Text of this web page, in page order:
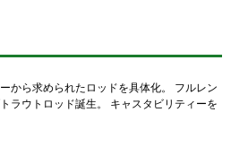
から求められたロッドを具体化。 フルレン
ラウトロッド誕生。 キャスタビリティーを